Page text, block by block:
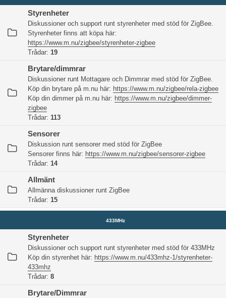
Styrenheter
Diskussioner och support runt styrenheter med stöd för ZigBee.
Styrenheter finns att köpa här:
https://www.m.nu/zigbee/styrenheter-zigbee
Trådar: 19
Brytare/dimmrar
Diskussioner runt Mottagare och Dimmrar med stöd för ZigBee.
Köp din brytare på m.nu här: https://www.m.nu/zigbee/rela-zigbee
Köp din dimmer på m.nu här: https://www.m.nu/zigbee/dimmer-
zigbee
Trådar: 113
Sensorer
Diskussion runt sensorer med stöd för ZigBee
Sensorer finns här: https://www.m.nu/zigbee/sensorer-zigbee
Trådar: 14
Allmänt
Allmänna diskussioner runt ZigBee
Trådar: 15
433MHz
Styrenheter
Diskussioner och support runt styrenheter med stöd för 433MHz
Köp din styrenhet här: https://www.m.nu/433mhz-1/styrenheter-
433mhz
Trådar: 8
Brytare/Dimmrar